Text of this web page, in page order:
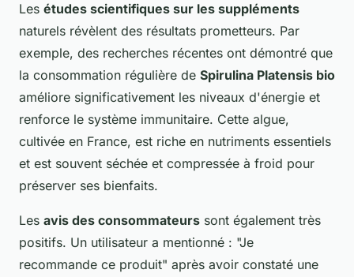
Les études scientifiques sur les suppléments
naturels révèlent des résultats prometteurs. Par
exemple, des recherches récentes ont démontré que
la consommation régulière de Spirulina Platensis bio
améliore significativement les niveaux d'énergie et
renforce le système immunitaire. Cette algue,
cultivée en France, est riche en nutriments essentiels
et est souvent séchée et compressée à froid pour
préserver ses bienfaits.
Les avis des consommateurs sont également très
positifs. Un utilisateur a mentionné : "Je
recommande ce produit" après avoir constaté une